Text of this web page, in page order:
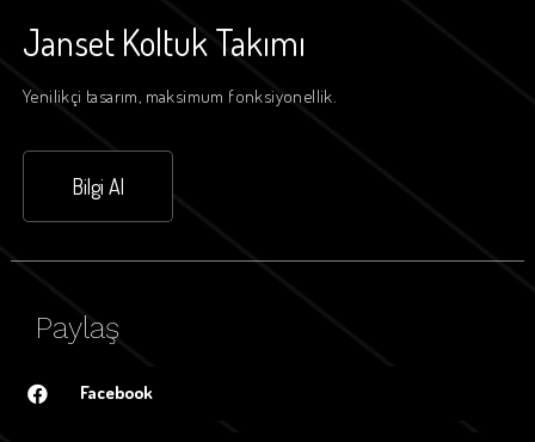
Janset Koltuk Takımı
Yenilikçi tasarım, maksimum fonksiyonellik.
Bilgi Al
Paylaş
Facebook